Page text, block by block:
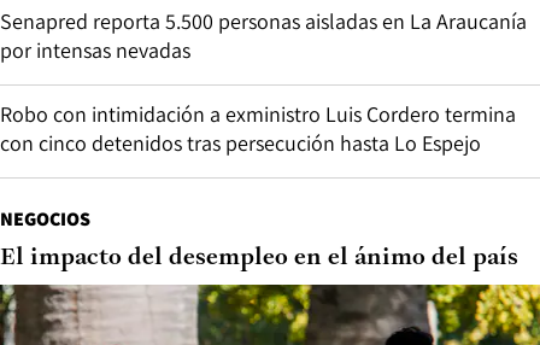
Senapred reporta 5.500 personas aisladas en La Araucanía
por intensas nevadas
Robo con intimidación a exministro Luis Cordero termina
con cinco detenidos tras persecución hasta Lo Espejo
NEGOCIOS
El impacto del desempleo en el ánimo del país